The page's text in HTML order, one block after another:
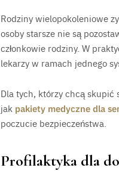
Rodziny wielopokoleniowe
osoby starsze nie są
członkowie rodziny. W
lekarzy w ramach jednego
Dla tych, którzy chcą skupić
jak pakiety medyczne dla
poczucie bezpieczeństwa.
Profilaktyka dla